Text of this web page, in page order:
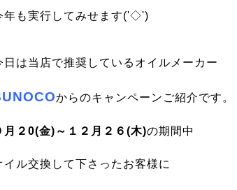
年も実行してみせます('◇')ゞ
日は当店で推奨しているオイルメーカー
からのキャンペーンご紹介です。
月２0(金)～１２月２６(木)の期間中
イル交換して下さったお客様に